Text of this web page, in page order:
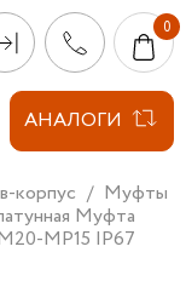
АНАЛОГИ
корпус
Муфты
Муфта
МР15 IP67